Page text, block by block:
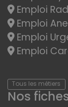
Emploi
Emploi
Emploi
Emploi
Tous les métiers
Nos